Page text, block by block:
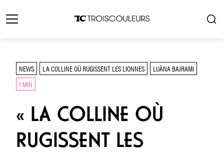
NEWS LA COLLINE OÙ RUGISSENT LES LIONNES
LUÀNA BAJRAMI
1 MIN
« LA COLLINE OÙ
RUGISSENT LES